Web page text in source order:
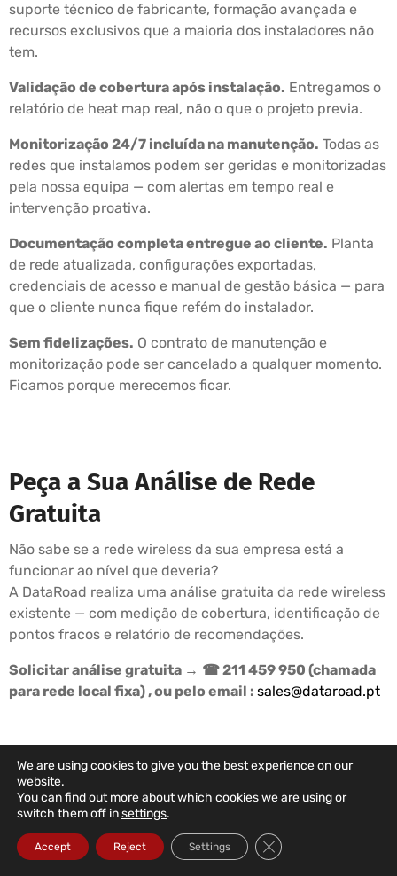
suporte técnico de fabricante, formação avançada e
recursos exclusivos que a maioria dos instaladores não
tem.
Validação de cobertura após instalação. Entregamos o
relatório de heat map real, não o que o projeto previa.
Monitorização 24/7 incluída na manutenção. Todas as
redes que instalamos podem ser geridas e monitorizadas
pela nossa equipa — com alertas em tempo real e
intervenção proativa.
Documentação completa entregue ao cliente. Planta
de rede atualizada, configurações exportadas,
credenciais de acesso e manual de gestão básica — para
que o cliente nunca fique refém do instalador.
Sem fidelizações. O contrato de manutenção e
monitorização pode ser cancelado a qualquer momento.
Ficamos porque merecemos ficar.
Peça a Sua Análise de Rede
Gratuita
Não sabe se a rede wireless da sua empresa está a
funcionar ao nível que deveria?
A DataRoad realiza uma análise gratuita da rede wireless
existente — com medição de cobertura, identificação de
pontos fracos e relatório de recomendações.
Solicitar análise gratuita → ☎ 211 459 950 (chamada
para rede local fixa) , ou pelo email : sales@dataroad.pt
PLANOS DE SUPORTE DATAROAD
A Informática Da Sua Empresa
Nas Mãos Certas
We are using cookies to give you the best experience on our
website.
You can find out more about which cookies we are using or
switch them off insettings.
Accept Reject Settings Close GDPR Cookie